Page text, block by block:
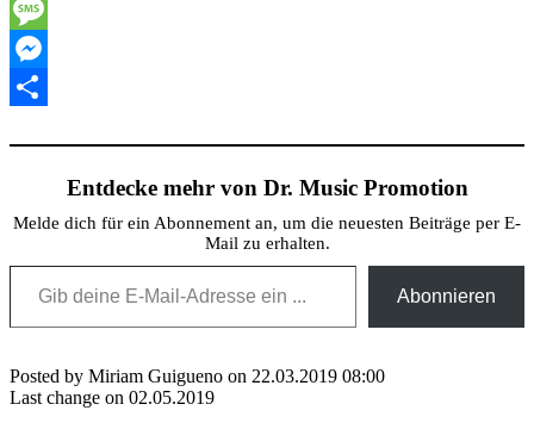
Twitter
Message
Messenger
Entdecke mehr von Dr. Music Promotion
Melde dich für ein Abonnement an, um die neuesten Beiträge per E-
Mail zu erhalten.
Gib deine E-Mail-Adresse ein ...
Abonnieren
Posted by Miriam Guigueno on 22.03.2019 08:00
Last change on 02.05.2019